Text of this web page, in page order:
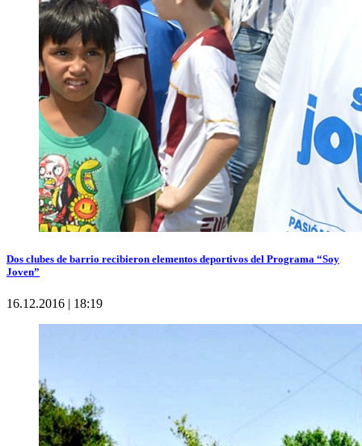
Dos clubes de barrio recibieron elementos deportivos del Programa “Soy
Joven”
16.12.2016 | 18:19